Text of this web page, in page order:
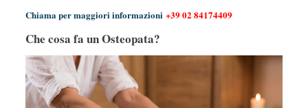
Chiama per maggiori informazioni +39 02 84174409
Che cosa fa un Osteopata?